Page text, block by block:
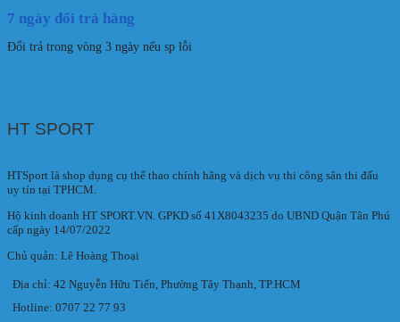
7 ngày đổi trả hàng
Đổi trả trong vòng 3 ngày nếu sp lỗi
HT SPORT
HTSport là shop dụng cụ thể thao chính hãng và dịch vụ thi công sân thi đấu
uy tín tại TPHCM.
Hộ kinh doanh HT SPORT.VN. GPKD số 41X8043235 do UBND Quận Tân Phú
cấp ngày 14/07/2022
Chủ quản: Lê Hoàng Thoại
Địa chỉ: 42 Nguyễn Hữu Tiến, Phường Tây Thạnh, TP.HCM
Hotline: 0707 22 77 93